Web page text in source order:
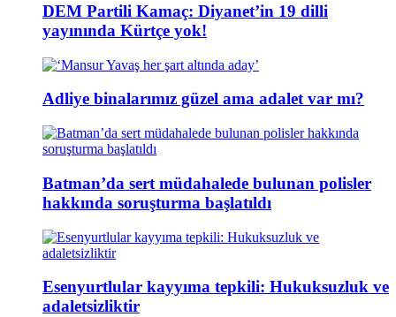
DEM Partili Kamaç: Diyanet’in 19 dilli
yayınında Kürtçe yok!
Adliye binalarımız güzel ama adalet var mı?
Batman’da sert müdahalede bulunan polisler
hakkında soruşturma başlatıldı
Esenyurtlular kayyıma tepkili: Hukuksuzluk ve
adaletsizliktir